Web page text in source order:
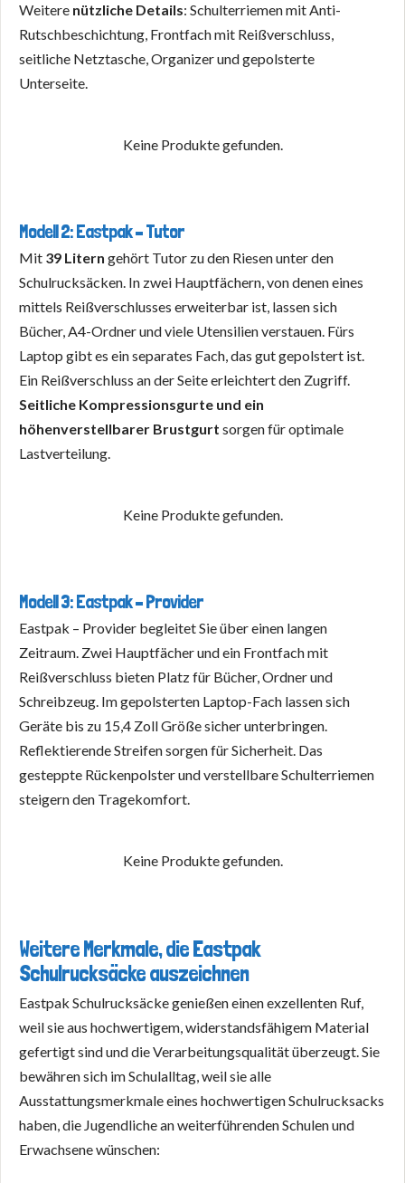
Weitere nützliche Details: Schulterriemen mit Anti-
Rutschbeschichtung, Frontfach mit Reißverschluss,
seitliche Netztasche, Organizer und gepolsterte
Unterseite.
Keine Produkte gefunden.
Modell 2: Eastpak – Tutor
Mit 39 Litern gehört Tutor zu den Riesen unter den
Schulrucksäcken. In zwei Hauptfächern, von denen eines
mittels Reißverschlusses erweiterbar ist, lassen sich
Bücher, A4-Ordner und viele Utensilien verstauen. Fürs
Laptop gibt es ein separates Fach, das gut gepolstert ist.
Ein Reißverschluss an der Seite erleichtert den Zugriff.
Seitliche Kompressionsgurte und ein
höhenverstellbarer Brustgurt sorgen für optimale
Lastverteilung.
Keine Produkte gefunden.
Modell 3: Eastpak – Provider
Eastpak – Provider begleitet Sie über einen langen
Zeitraum. Zwei Hauptfächer und ein Frontfach mit
Reißverschluss bieten Platz für Bücher, Ordner und
Schreibzeug. Im gepolsterten Laptop-Fach lassen sich
Geräte bis zu 15,4 Zoll Größe sicher unterbringen.
Reflektierende Streifen sorgen für Sicherheit. Das
gesteppte Rückenpolster und verstellbare Schulterriemen
steigern den Tragekomfort.
Keine Produkte gefunden.
Weitere Merkmale, die Eastpak
Schulrucksäcke auszeichnen
Eastpak Schulrucksäcke genießen einen exzellenten Ruf,
weil sie aus hochwertigem, widerstandsfähigem Material
gefertigt sind und die Verarbeitungsqualität überzeugt. Sie
bewähren sich im Schulalltag, weil sie alle
Ausstattungsmerkmale eines hochwertigen Schulrucksacks
haben, die Jugendliche an weiterführenden Schulen und
Erwachsene wünschen: